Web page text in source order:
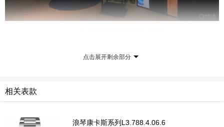
优雅从不凝固于静止的瞬间，而是在流动的叙事中徐徐
点击展开剩余部分
相关表款
浪琴康卡斯系列L3.788.4.06.6